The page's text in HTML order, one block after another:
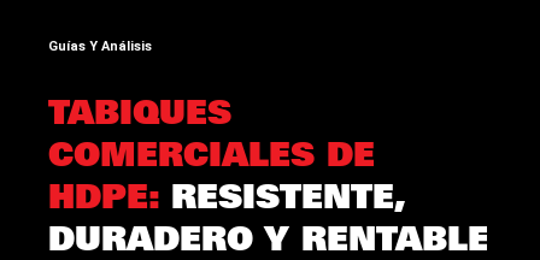
Guías Y Análisis
TABIQUES
COMERCIALES DE
HDPE: RESISTENTE,
DURADERO Y RENTABLE